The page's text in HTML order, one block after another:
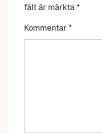
fält är märkta *
Kommentar *